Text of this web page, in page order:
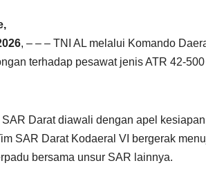
, – – – TNI AL melalui Komando
terhadap pesawat jenis ATR 42-
Darat diawali dengan apel
SAR Darat Kodaeral VI bergerak
bersama unsur SAR lainnya.